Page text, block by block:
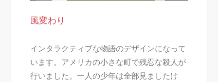
風変わり
インタラクティブな物語のデザインになって
います。アメリカの小さな町で残忍な殺人が
行いました。一人の少年は全部見ましたけ